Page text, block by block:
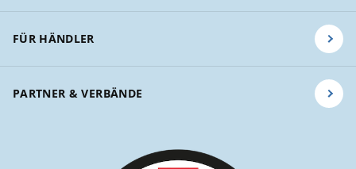
FÜR HÄNDLER
PARTNER & VERBÄNDE